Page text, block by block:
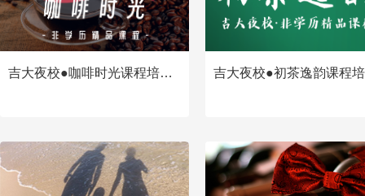
吉大夜校●咖啡时光课程培训招生简章